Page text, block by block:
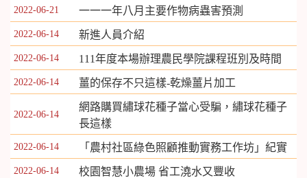
2022-06-21 一一一年八月主要作物病蟲害預測
2022-06-14 新進人員介紹
2022-06-14 111年度本場辦理農民學院課程班別及時間
2022-06-14 薑的保存不只這樣-乾燥薑片加工
2022-06-14
網路購買繡球花種子當心受騙，繡球花種子
長這樣
2022-06-14 「農村社區綠色照顧推動實務工作坊」紀實
2022-06-14 校園智慧小農場 省工澆水又豐收